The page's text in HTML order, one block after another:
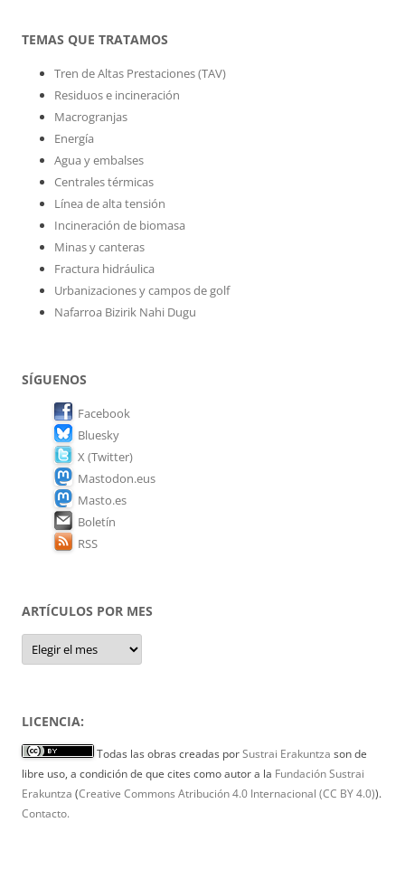
TEMAS QUE TRATAMOS
Tren de Altas Prestaciones (TAV)
Residuos e incineración
Macrogranjas
Energía
Agua y embalses
Centrales térmicas
Línea de alta tensión
Incineración de biomasa
Minas y canteras
Fractura hidráulica
Urbanizaciones y campos de golf
Nafarroa Bizirik Nahi Dugu
SÍGUENOS
Facebook
Bluesky
X (Twitter)
Mastodon.eus
Masto.es
Boletín
RSS
ARTÍCULOS POR MES
Artículos
por
mes
LICENCIA:
Todas las obras creadas porSustrai Erakuntza son de
libre uso, a condición de que cites como autor a la Fundación Sustrai
Erakuntza (Creative Commons Atribución 4.0 Internacional (CC BY 4.0)).
Contacto.